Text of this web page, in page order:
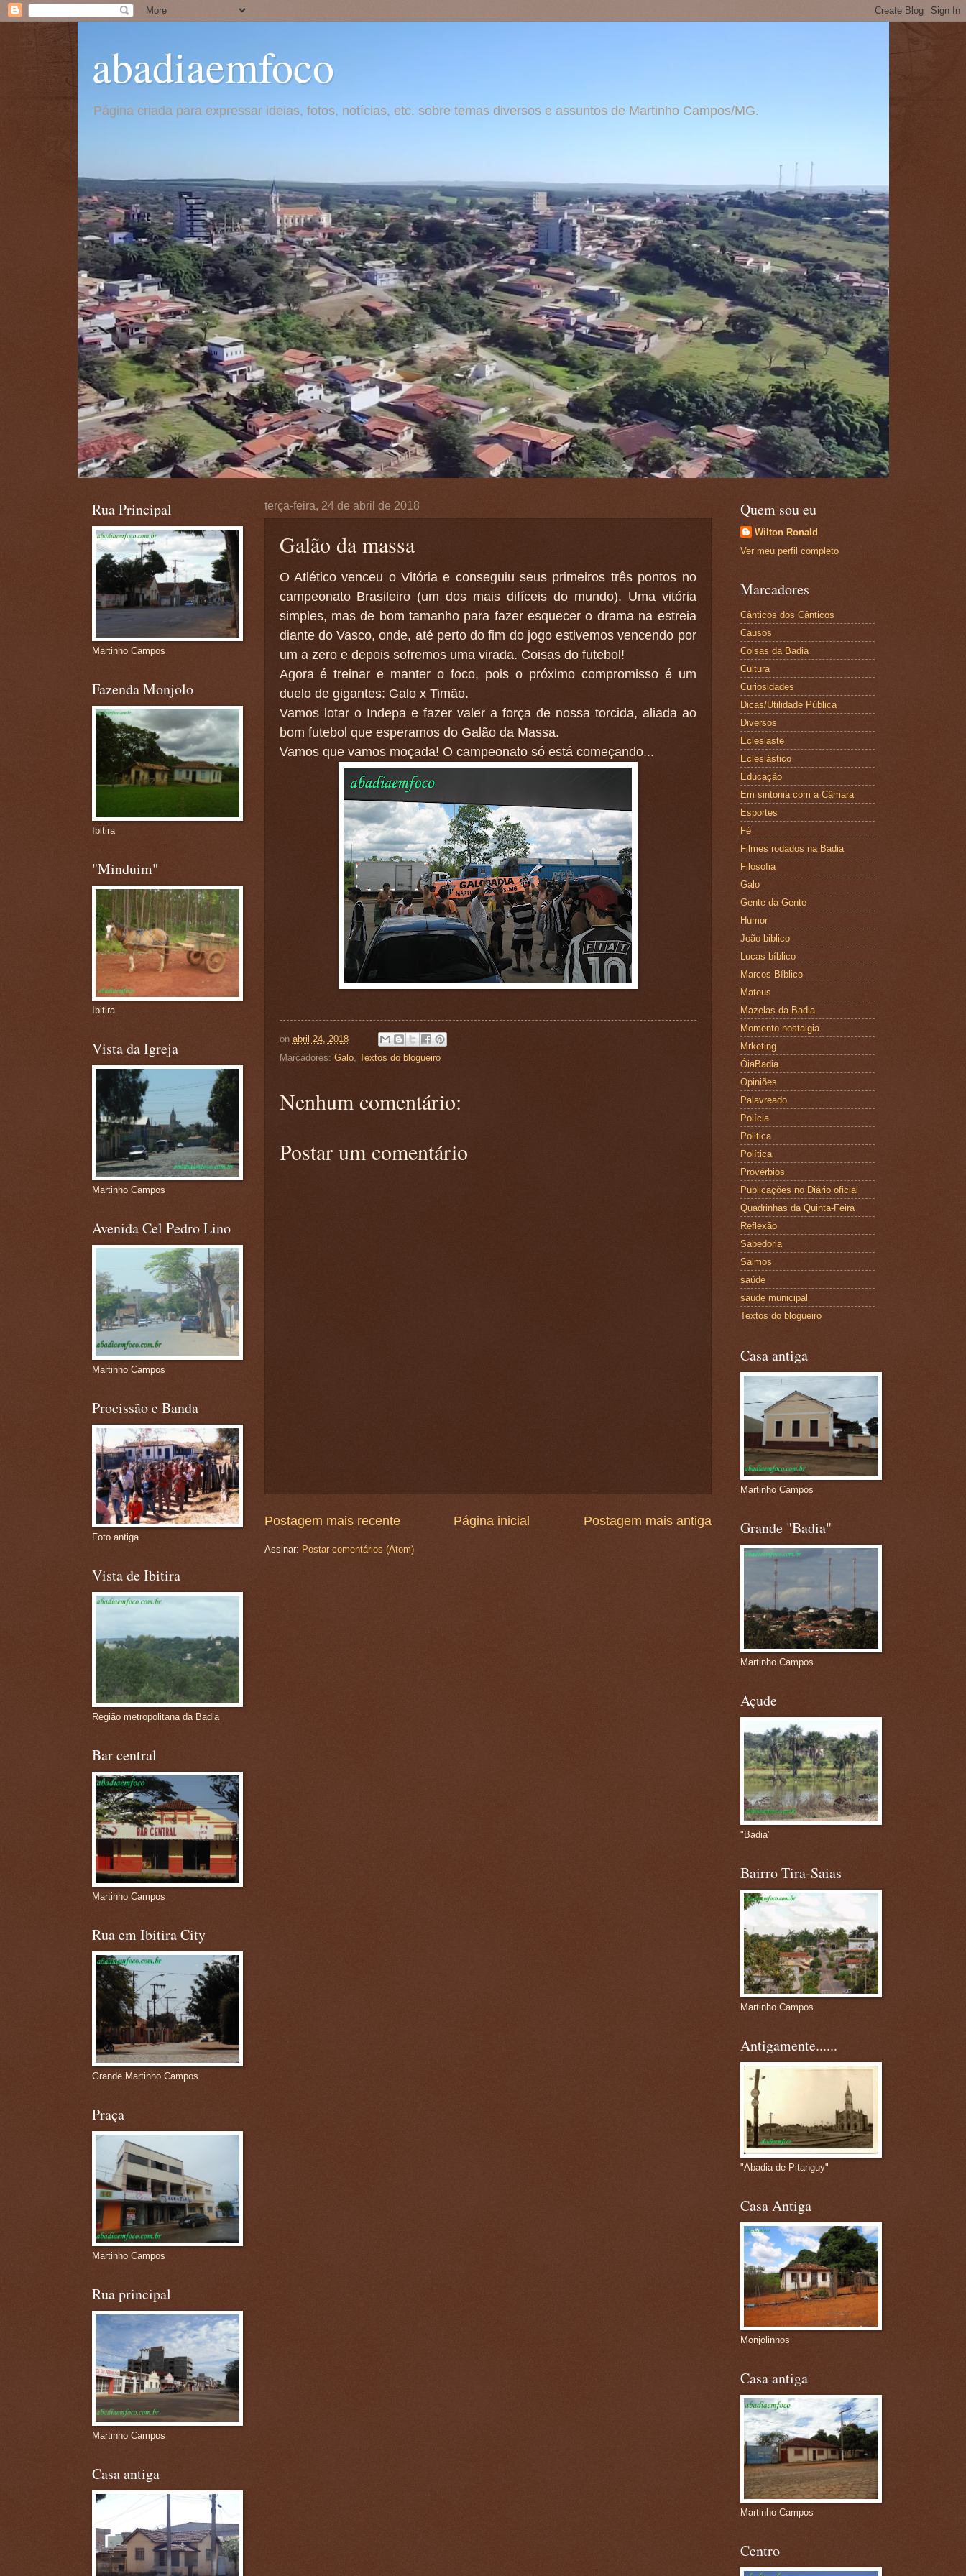
abadiaemfoco
Página criada para expressar ideias, fotos, notícias, etc. sobre temas diversos e assuntos de Martinho Campos/MG.
terça-feira, 24 de abril de 2018
Galão da massa
O Atlético venceu o Vitória e conseguiu seus primeiros três pontos no
campeonato Brasileiro (um dos mais difíceis do mundo). Uma vitória
simples, mas de bom tamanho para fazer esquecer o drama na estreia
diante do Vasco, onde, até perto do fim do jogo estivemos vencendo por
um a zero e depois sofremos uma virada. Coisas do futebol!
Agora é treinar e manter o foco, pois o próximo compromisso é um
duelo de gigantes: Galo x Timão.
Vamos lotar o Indepa e fazer valer a força de nossa torcida, aliada ao
bom futebol que esperamos do Galão da Massa.
Vamos que vamos moçada! O campeonato só está começando...
on abril 24, 2018
Marcadores: Galo, Textos do blogueiro
Nenhum comentário:
Postar um comentário
Postagem mais recente Postagem mais antiga
Página inicial
Assinar: Postar comentários (Atom)
Rua Principal
Martinho Campos
Fazenda Monjolo
Ibitira
"Minduim"
Ibitira
Vista da Igreja
Martinho Campos
Avenida Cel Pedro Lino
Martinho Campos
Procissão e Banda
Foto antiga
Vista de Ibitira
Região metropolitana da Badia
Bar central
Martinho Campos
Rua em Ibitira City
Grande Martinho Campos
Praça
Martinho Campos
Rua principal
Martinho Campos
Casa antiga
Quem sou eu
Wilton Ronald
Ver meu perfil completo
Marcadores
Cânticos dos Cânticos
Causos
Coisas da Badia
Cultura
Curiosidades
Dicas/Utilidade Pública
Diversos
Eclesiaste
Eclesiástico
Educação
Em sintonia com a Câmara
Esportes
Fé
Filmes rodados na Badia
Filosofia
Galo
Gente da Gente
Humor
João biblico
Lucas bíblico
Marcos Bíblico
Mateus
Mazelas da Badia
Momento nostalgia
Mrketing
ÓiaBadia
Opiniões
Palavreado
Polícia
Politica
Política
Provérbios
Publicações no Diário oficial
Quadrinhas da Quinta-Feira
Reflexão
Sabedoria
Salmos
saúde
saúde municipal
Textos do blogueiro
Casa antiga
Martinho Campos
Grande "Badia"
Martinho Campos
Açude
"Badia"
Bairro Tira-Saias
Martinho Campos
Antigamente......
"Abadia de Pitanguy"
Casa Antiga
Monjolinhos
Casa antiga
Martinho Campos
Centro